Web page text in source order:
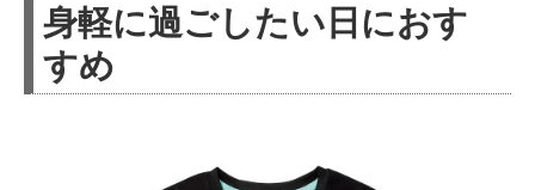
身軽に過ごしたい日におす
すめ